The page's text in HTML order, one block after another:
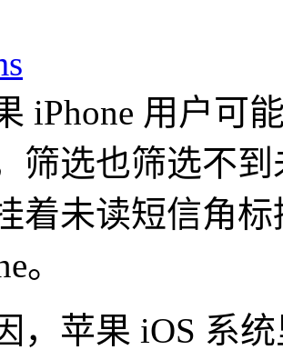
iPhone 用户可
筛选也筛选不
着未读短信角
。
，苹果 iOS 系